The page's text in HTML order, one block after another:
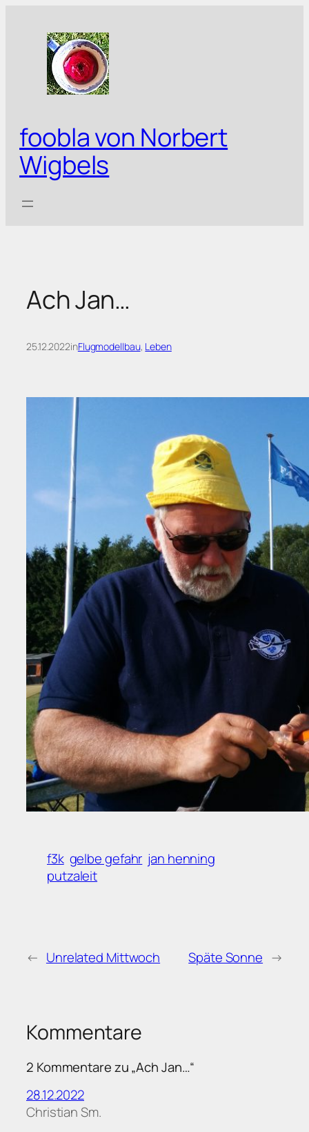
springen
foobla von Norbert
Wigbels
Ach Jan…
25.12.2022inFlugmodellbau, Leben
f3k gelbe gefahr jan henning
putzaleit
← Unrelated Mittwoch Späte Sonne →
Kommentare
2 Kommentare zu „Ach Jan…“
28.12.2022
Christian Sm.